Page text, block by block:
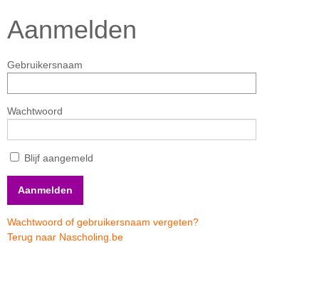
Aanmelden
Gebruikersnaam
Wachtwoord
Blijf aangemeld
Wachtwoord of gebruikersnaam vergeten?
Terug naar Nascholing.be